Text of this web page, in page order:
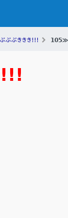
ぶぶききき!!! 105≫
!!!